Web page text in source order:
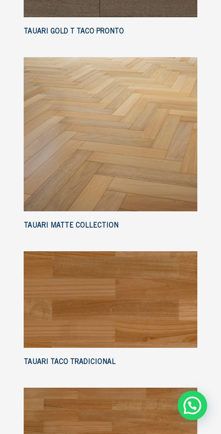
TAUARI GOLD T TACO PRONTO
TAUARI MATTE COLLECTION
TAUARI TACO TRADICIONAL